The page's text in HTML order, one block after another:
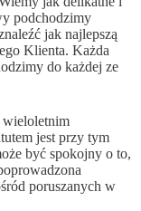
podchodzimy
jak najlepszą
Klienta. Każda
do każdej ze
wieloletnim
jest przy tym
być spokojny o to,
poruszanych w